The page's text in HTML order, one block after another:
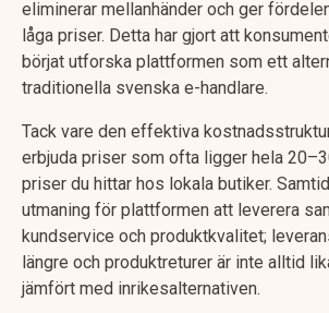
eliminerar mellanhänder och ger
låga priser. Detta har gjort att
börjat utforska plattformen som ett
traditionella svenska e-handlare.
Tack vare den effektiva
erbjuda priser som ofta ligger hela
priser du hittar hos lokala butiker.
utmaning för plattformen att leverera
kundservice och produktkvalitet;
längre och produktreturer är inte alltid
jämfört med inrikesalternativen.